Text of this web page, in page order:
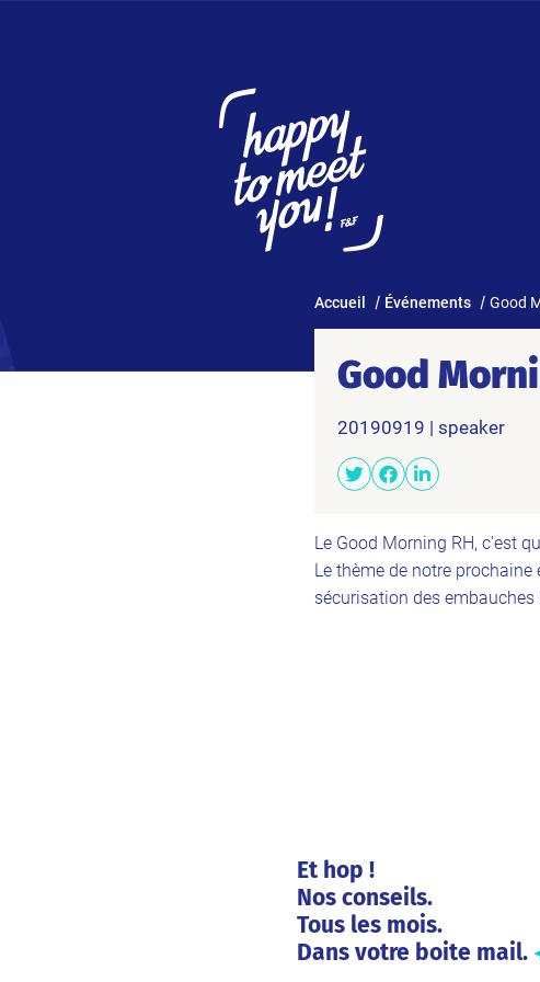
Accueil Événements Good
Good
20190919 | speaker
Le Good Morning RH, c'est
Le thème de notre
sécurisation des embauches
Et hop !
Nos conseils.
Tous les mois.
Dans votre boite mail.